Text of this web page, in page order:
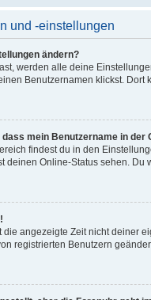
und -einstellungen
ändern?
werden alle deine
Benutzernamen klickst.
mein Benutzername in der
findest du in den
deinen Online-Status sehen.
angezeigte Zeit nicht deiner
registrierten Benutzern